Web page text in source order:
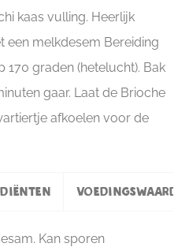
kaas vulling. Heerlijk
een melkdesem Bereiding
graden (hetelucht). Bak
gaar. Laat de Brioche
afkoelen voor de
Kan sporen